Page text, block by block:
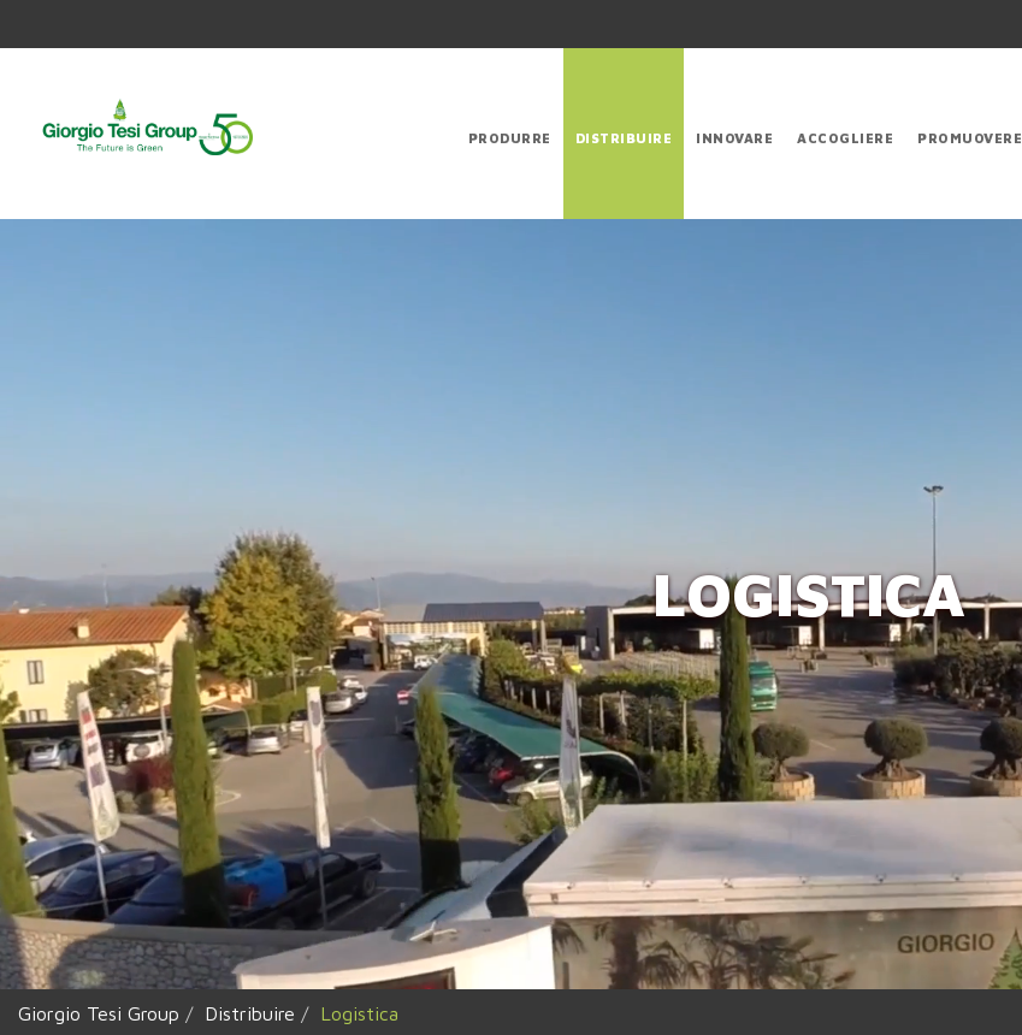
PRODURRE DISTRIBUIRE INNOVARE ACCOGLIERE PROMUOVERE
LOGISTICA
Giorgio Tesi Group Distribuire Logistica